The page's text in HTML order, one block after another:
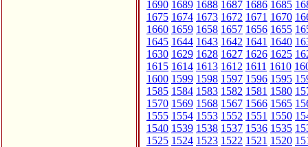
1690 1689 1688 1687 1686 1685
1675 1674 1673 1672 1671 1670
1660 1659 1658 1657 1656 1655
1645 1644 1643 1642 1641 1640
1630 1629 1628 1627 1626 1625
1615 1614 1613 1612 1611 1610
1600 1599 1598 1597 1596 1595
1585 1584 1583 1582 1581 1580
1570 1569 1568 1567 1566 1565
1555 1554 1553 1552 1551 1550
1540 1539 1538 1537 1536 1535
1525 1524 1523 1522 1521 1520